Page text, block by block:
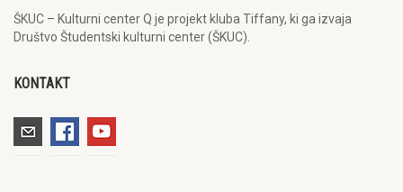
ŠKUC – Kulturni center Q je projekt kluba Tiffany, ki ga izvaja
Društvo Študentski kulturni center (ŠKUC).
KONTAKT